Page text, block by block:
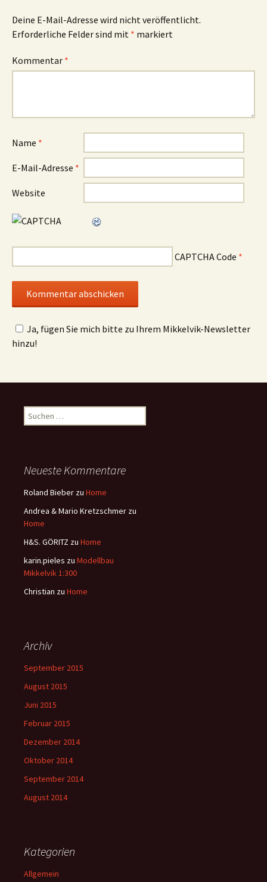
Deine E-Mail-Adresse wird nicht veröffentlicht.
Erforderliche Felder sind mit * markiert
Kommentar *
Name *
E-Mail-Adresse *
Website
CAPTCHA Code *
Ja, fügen Sie mich bitte zu Ihrem Mikkelvik-Newsletter
hinzu!
Suchen
nach:
Neueste Kommentare
Roland Bieber zu Home
Andrea & Mario Kretzschmer zu
Home
H&S. GÖRITZ zu Home
karin.pieles zu Modellbau
Mikkelvik 1:300
Christian zu Home
Archiv
September 2015
August 2015
Juni 2015
Februar 2015
Dezember 2014
Oktober 2014
September 2014
August 2014
Kategorien
Allgemein